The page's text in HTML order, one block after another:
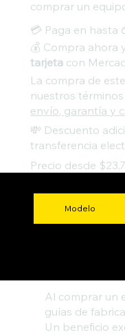
comprar un
Precio desde
💳 Paga en hasta
💸 Descuento
transferencia
💰 Compra ahora
tarjeta con
La compra de
nuestros
envío, garantía y
Modelo
Al comprar un
guías de
Un beneficio